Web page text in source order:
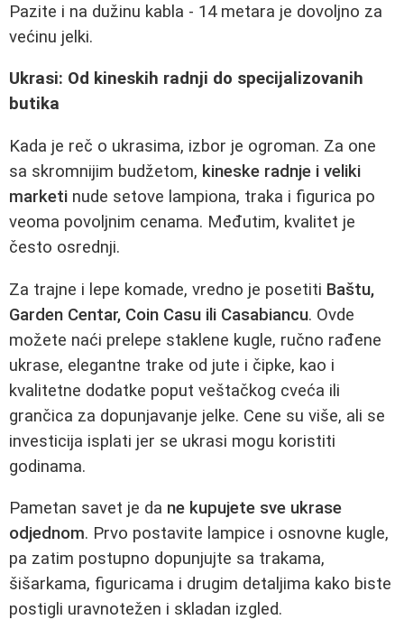
Pazite i na dužinu kabla - 14 metara je dovoljno za
većinu jelki.
Ukrasi: Od kineskih radnji do specijalizovanih
butika
Kada je reč o ukrasima, izbor je ogroman. Za one
sa skromnijim budžetom, kineske radnje i veliki
marketi nude setove lampiona, traka i figurica po
veoma povoljnim cenama. Međutim, kvalitet je
često osrednji.
Za trajne i lepe komade, vredno je posetiti Baštu,
Garden Centar, Coin Casu ili Casabiancu. Ovde
možete naći prelepe staklene kugle, ručno rađene
ukrase, elegantne trake od jute i čipke, kao i
kvalitetne dodatke poput veštačkog cveća ili
grančica za dopunjavanje jelke. Cene su više, ali se
investicija isplati jer se ukrasi mogu koristiti
godinama.
Pametan savet je da ne kupujete sve ukrase
odjednom. Prvo postavite lampice i osnovne kugle,
pa zatim postupno dopunjujte sa trakama,
šišarkama, figuricama i drugim detaljima kako biste
postigli uravnotežen i skladan izgled.